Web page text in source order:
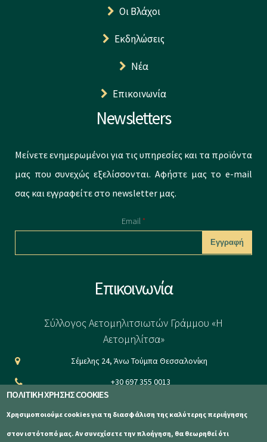
Οι Βλάχοι
Εκδηλώσεις
Νέα
Επικοινωνία
Newsletters
Μείνετε ενημερωμένοι για τις υπηρεσίες και τα προϊόντα
μας που συνεχώς εξελίσσονται. Αφήστε μας το e-mail
σας και εγγραφείτε στο newsletter μας.
Email *
whether or not
prevent
Επικοινωνία
Σύλλογος Αετομηλιτσιωτών Γράμμου «Η
Αετομηλίτσα»
Σέμελης 24, Άνω Τούμπα Θεσσαλονίκη
+30 697 355 0013
ΠΟΛΙΤΙΚΗ ΧΡΗΣΗΣ COOKIES
Χρησιμοποιούμε cookies για τη διασφάλιση της καλύτερης περιήγησης
στον ιστότοπό μας. Αν συνεχίσετε την πλοήγηση, θα θεωρηθεί ότι